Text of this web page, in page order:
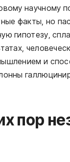
научному
факты, но
гипотезу,
и
пор